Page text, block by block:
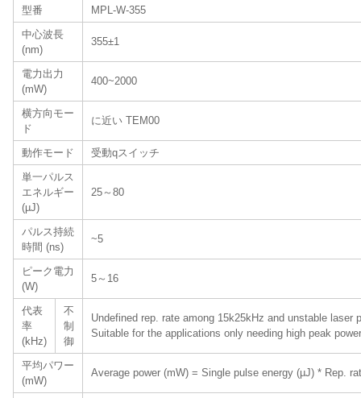
型番
MPL-W-355
中心波長
(nm)
355±1
電力出力
(mW)
400~2000
横方向モー
ド
に近い TEM00
動作モード
受動qスイッチ
単一パルス
エネルギー
(µJ)
25 ～80
パルス持続
時間 (ns)
~5
ピーク電力
(W)
5 ～16
代表
率
(kHz)
不
制
御
Undefined rep. rate among 15k25kHz and unstable laser
Suitable for the applications only needing high peak
平均パワー
(mW)
Average power (mW) = Single pulse energy (µJ) * Rep.